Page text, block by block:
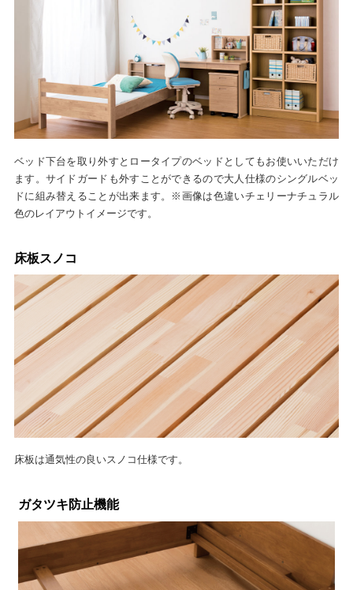
ベッド下台を取り外すとロータイプのベッドとしてもお使いいただけ
ます。サイドガードも外すことができるので大人仕様のシングルベッ
ドに組み替えることが出来ます。※画像は色違いチェリーナチュラル
色のレイアウトイメージです。
床板スノコ
床板は通気性の良いスノコ仕様です。
ガタツキ防止機能